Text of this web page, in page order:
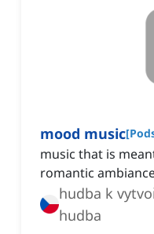
mood music[
music that is
romantic
hudba k
hudba